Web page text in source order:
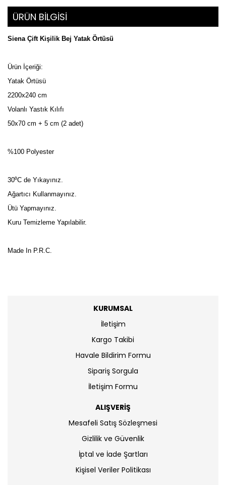
ÜRÜN BİLGİSİ
Siena Çift Kişilik Bej Yatak Örtüsü
Ürün İçeriği:
Yatak Örtüsü
2200x240 cm
Volanlı Yastık Kılıfı
50x70 cm + 5 cm (2 adet)
%100 Polyester
30⁰C de Yıkayınız.
Ağartıcı Kullanmayınız.
Ütü Yapmayınız.
Kuru Temizleme Yapılabilir.
Made In P.R.C.
KURUMSAL
İletişim
Kargo Takibi
Havale Bildirim Formu
Sipariş Sorgula
İletişim Formu
ALIŞVERİŞ
Mesafeli Satış Sözleşmesi
Gizlilik ve Güvenlik
İptal ve İade Şartları
Kişisel Veriler Politikası